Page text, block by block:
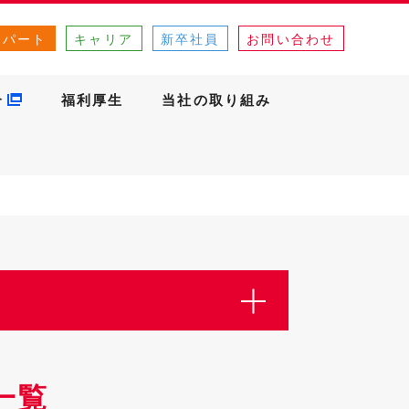
ート キャリア 新卒社員 お問い合わせ
福利厚生 当社の取り組み
覧